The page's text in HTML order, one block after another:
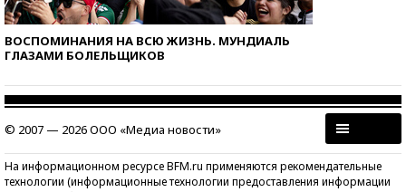
ВОСПОМИНАНИЯ НА ВСЮ ЖИЗНЬ. МУНДИАЛЬ
ГЛАЗАМИ БОЛЕЛЬЩИКОВ
© 2007 — 2026 ООО «Медиа новости»
На информационном ресурсе BFM.ru применяются рекомендательные
технологии (информационные технологии предоставления информации